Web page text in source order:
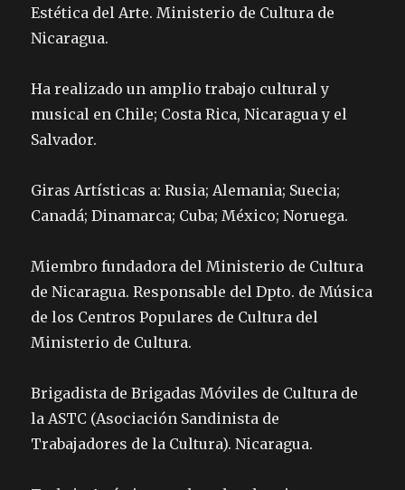
Estética del Arte. Ministerio de Cultura de
Nicaragua.
Ha realizado un amplio trabajo cultural y
musical en Chile; Costa Rica, Nicaragua y el
Salvador.
Giras Artísticas a: Rusia; Alemania; Suecia;
Canadá; Dinamarca; Cuba; México; Noruega.
Miembro fundadora del Ministerio de Cultura
de Nicaragua. Responsable del Dpto. de Música
de los Centros Populares de Cultura del
Ministerio de Cultura.
Brigadista de Brigadas Móviles de Cultura de
la ASTC (Asociación Sandinista de
Trabajadores de la Cultura). Nicaragua.